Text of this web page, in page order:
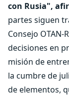
con Rusia",
partes siguen
Consejo
decisiones en
misión de
la cumbre de
de elementos,